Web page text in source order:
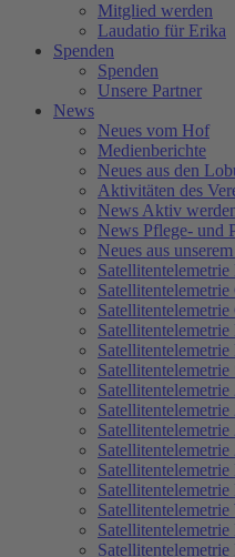
Mitglied werden
Laudatio für Erika
Spenden
Spenden
Unsere Partner
News
Neues vom Hof
Medienberichte
Neues aus den
Aktivitäten des
News Aktiv
News Pflege- und
Neues aus
Satellitentelemetrie
Satellitentelemetrie
Satellitentelemetrie
Satellitentelemetrie
Satellitentelemetrie
Satellitentelemetrie
Satellitentelemetrie